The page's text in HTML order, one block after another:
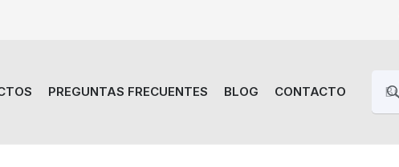
PREGUNTAS FRECUENTES BLOG CONTACTO